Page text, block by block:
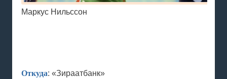
Маркус Нильссон
Откуда: «Зираатбанк»